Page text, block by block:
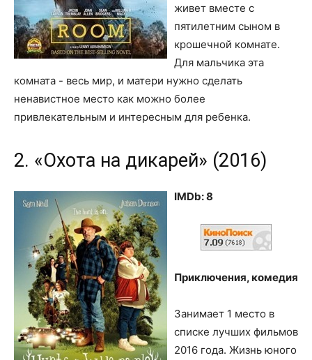
живет вместе с
пятилетним сыном в
крошечной комнате.
Для мальчика эта
комната - весь мир, и матери нужно сделать
ненавистное место как можно более
привлекательным и интересным для ребенка.
2. «Охота на дикарей» (2016)
IMDb: 8
Приключения, комедия
Занимает 1 место в
списке лучших фильмов
2016 года. Жизнь юного